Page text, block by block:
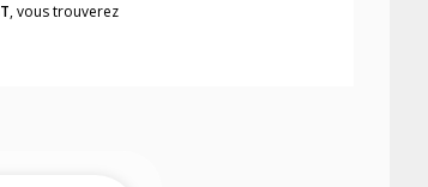
, vous trouverez
le carnet de bord de